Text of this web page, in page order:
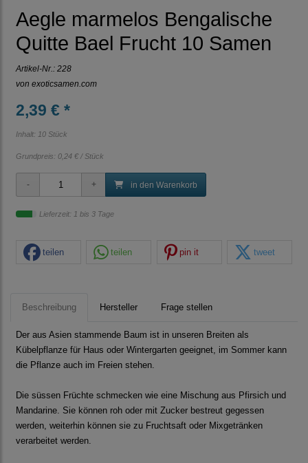
Aegle marmelos Bengalische
Quitte Bael Frucht 10 Samen
Artikel-Nr.: 228
von exoticsamen.com
2,39 € *
Inhalt: 10 Stück
Grundpreis: 0,24 € / Stück
in den Warenkorb
Lieferzeit: 1 bis 3 Tage
teilen teilen pin it tweet
Beschreibung Hersteller Frage stellen
Der aus Asien stammende Baum ist in unseren Breiten als
Kübelpflanze für Haus oder Wintergarten geeignet, im Sommer kann
die Pflanze auch im Freien stehen.
Die süssen Früchte schmecken wie eine Mischung aus Pfirsich und
Mandarine. Sie können roh oder mit Zucker bestreut gegessen
werden, weiterhin können sie zu Fruchtsaft oder Mixgetränken
verarbeitet werden.